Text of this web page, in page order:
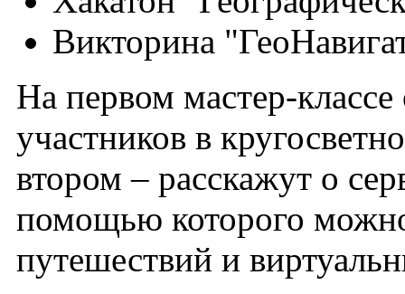
Викторина
На первом мастер-
участников в
втором – расскажут о
помощью которого
путешествий и